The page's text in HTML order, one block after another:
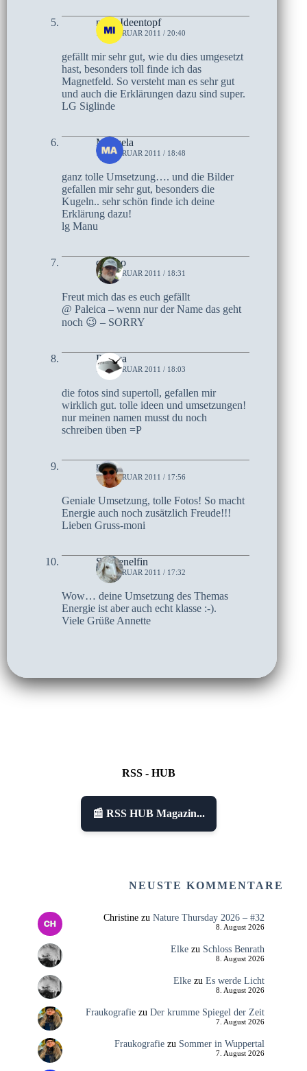
mein Ideentopf
15. FEBRUAR 2011 / 20:40
gefällt mir sehr gut, wie du dies umgesetzt
hast, besonders toll finde ich das
Magnetfeld. So versteht man es sehr gut
und auch die Erklärungen dazu sind super.
LG Siglinde
Manuela
15. FEBRUAR 2011 / 18:48
ganz tolle Umsetzung…. und die Bilder
gefallen mir sehr gut, besonders die
Kugeln.. sehr schön finde ich deine
Erklärung dazu!
lg Manu
czoczo
15. FEBRUAR 2011 / 18:31
Freut mich das es euch gefällt
@ Paleica – wenn nur der Name das geht
noch 😉 – SORRY
Paleica
15. FEBRUAR 2011 / 18:03
die fotos sind supertoll, gefallen mir
wirklich gut. tolle ideen und umsetzungen!
nur meinen namen musst du noch
schreiben üben =P
moni
15. FEBRUAR 2011 / 17:56
Geniale Umsetzung, tolle Fotos! So macht
Energie auch noch zusätzlich Freude!!!
Lieben Gruss-moni
Sternenelfin
15. FEBRUAR 2011 / 17:32
Wow… deine Umsetzung des Themas
Energie ist aber auch echt klasse :-).
Viele Grüße Annette
RSS - HUB
📰 RSS HUB Magazin...
NEUSTE KOMMENTARE
Christinezu Nature Thursday 2026 – #32
8. August 2026
Elkezu Schloss Benrath
8. August 2026
Elkezu Es werde Licht
8. August 2026
Fraukografiezu Der krumme Spiegel der Zeit
7. August 2026
Fraukografiezu Sommer in Wuppertal
7. August 2026